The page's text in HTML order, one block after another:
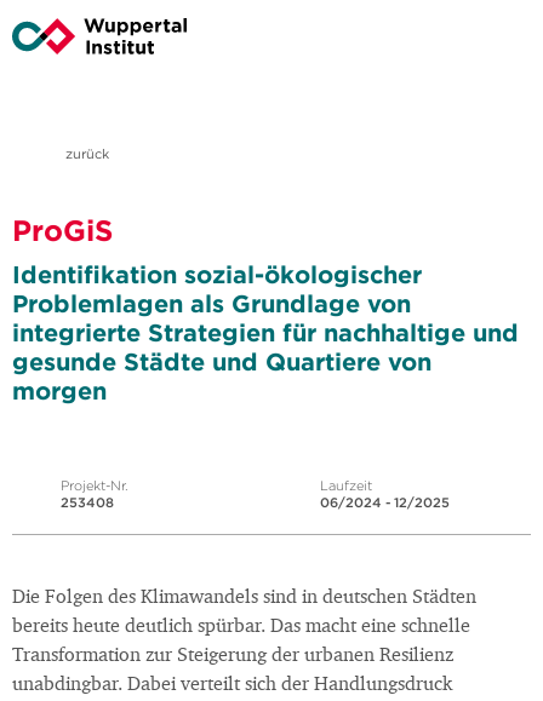
zurück
ProGiS
Identifikation sozial-ökologischer
Problemlagen als Grundlage von
integrierte Strategien für nachhaltige und
gesunde Städte und Quartiere von
morgen
Projekt-Nr.
253408
Laufzeit
06/2024 - 12/2025
Die Folgen des Klimawandels sind in deutschen Städten
bereits heute deutlich spürbar. Das macht eine schnelle
Transformation zur Steigerung der urbanen Resilienz
unabdingbar. Dabei verteilt sich der Handlungsdruck